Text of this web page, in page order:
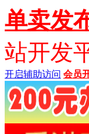
单卖发
站开发
开启辅助访问 会员